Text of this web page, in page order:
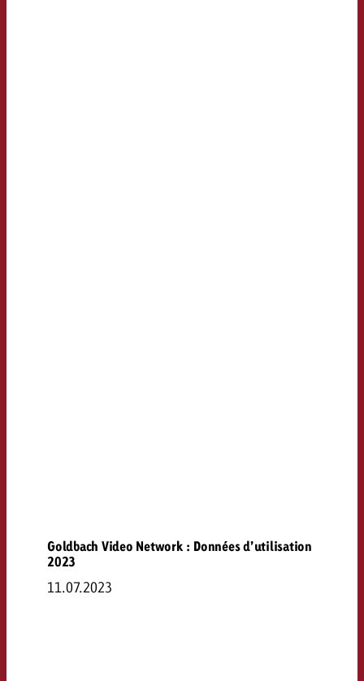
Goldbach Video Network : Données d’utilisation
2023
11.07.2023